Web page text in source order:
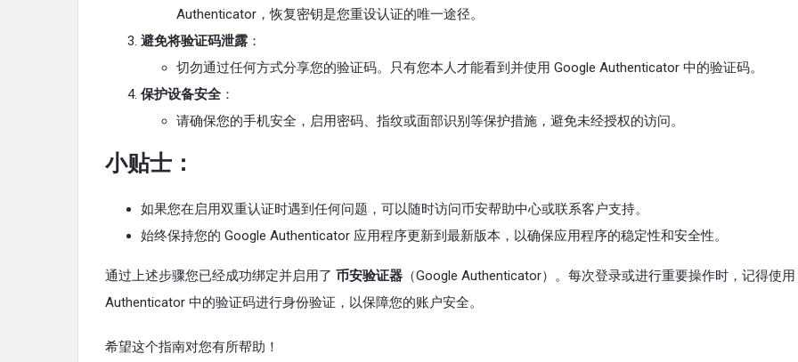
Authenticator，恢复密钥是您重设认证的唯一途径。
避免将验证码泄露 ：
切勿通过任何方式分享您的验证码。只有您本人才能看到并使用 Google Authenticator 中的验证码。
保护设备安全：
请确保您的手机安全，启用密码、指纹或面部识别等保护措施，避免未经授权的访问。
小贴士：
如果您在启用双重认证时遇到任何问题，可以随时访问币安帮助中心或联系客户支持。
始终保持您的 Google Authenticator 应用程序更新到最新版本，以确保应用程序的稳定性和安全性。
通过上述步骤您已经成功绑定并启用了 币安验证器 （Google Authenticator）。每次登录或进行重要操作时，记得使用
Authenticator 中的验证码进行身份验证，以保障您的账户安全。
希望这个指南对您有所帮助！